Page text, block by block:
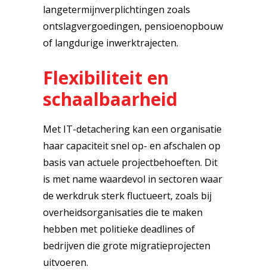
langetermijnverplichtingen zoals
ontslagvergoedingen, pensioenopbouw
of langdurige inwerktrajecten.
Flexibiliteit en
schaalbaarheid
Met IT-detachering kan een organisatie
haar capaciteit snel op- en afschalen op
basis van actuele projectbehoeften. Dit
is met name waardevol in sectoren waar
de werkdruk sterk fluctueert, zoals bij
overheidsorganisaties die te maken
hebben met politieke deadlines of
bedrijven die grote migratieprojecten
uitvoeren.